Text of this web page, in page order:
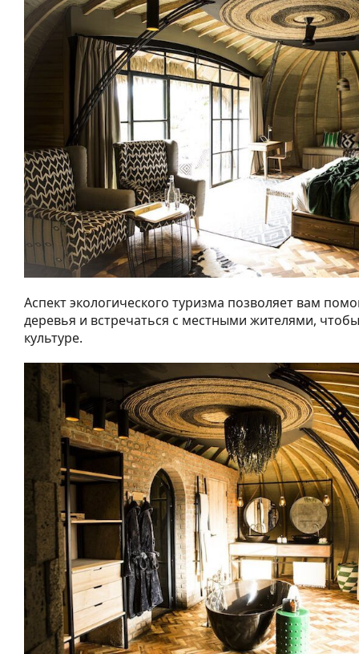
Аспект экологического туризма позволяет вам
деревья и встречаться с местными жителями,
культуре.